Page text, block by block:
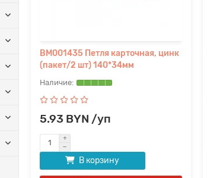
BM001435 Петля карточная, цинк
(пакет/2 шт) 140*34мм
5.93 BYN /уп
В корзину